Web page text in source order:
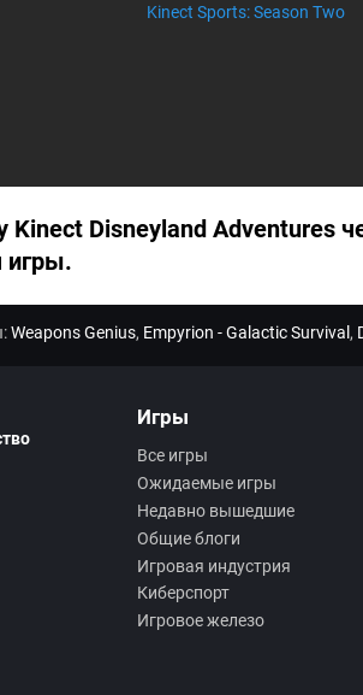
Kinect Sports: Season Two
Kinect Disneyland Adventures
игры.
Weapons Genius, Empyrion - Galactic Survival ,
Игры
Все игры
Ожидаемые игры
Недавно вышедшие
Общие блоги
Игровая индустрия
Киберспорт
Игровое железо